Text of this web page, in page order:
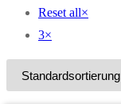
Reset all×
3×